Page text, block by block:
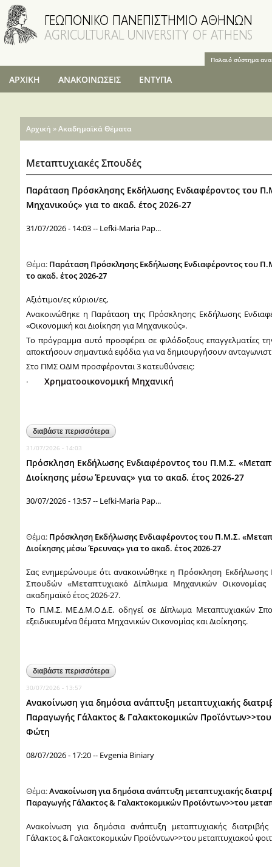
προς το
κυρίως
περιεχόμενο
Παλαιό σύστημα
ΑΡΧΙΚΗ ΑΝΑΚΟΙΝΩΣΕΙΣ ΕΝΤΥΠΑ
Είστε εδώ
Αρχική »Ακαδημαϊκά Θέματα
Μεταπτυχιακές Σπουδές
Παράταση Πρόσκλησης Εκδήλωσης Ενδιαφέροντος του
Μηχανικούς» για το ακαδ. έτος 2026-27
31/07/2026 - 14:03-- Lefki-Maria Pap...
Θέμα: Παράταση Πρόσκλησης Εκδήλωσης Ενδιαφέροντος του
το ακαδ. έτος 2026-27
Αξιότιμοι/ες κύριοι/ες,
Ανακοινώθηκε η Παράταση της Πρόσκλησης Εκδήλωσης
«Οικονομική και Διοίκηση για Μηχανικούς».
Το πρόγραμμα αυτό προσφέρει σε φιλόδοξους επαγγελματίες
αποκτήσουν σημαντικά εφόδια για να δημιουργήσουν
Στο ΠΜΣ ΟΔΙΜ προσφέρονται 3 κατευθύνσεις:
· Χρηματοοικονομική Μηχανική
διαβάστε περισσότεραγια παράταση πρόσκλησης εκδήλωσης
μηχανικούς» για το ακαδ. έτος 2026-27
31/07/2026 - 14:03
Πρόσκληση Εκδήλωσης Ενδιαφέροντος του Π.Μ.Σ.
Διοίκησης μέσω Έρευνας» για το ακαδ. έτος 2026-27
30/07/2026 - 13:57-- Lefki-Maria Pap...
Θέμα: Πρόσκληση Εκδήλωσης Ενδιαφέροντος του Π.Μ.Σ.
Διοίκησης μέσω Έρευνας» για το ακαδ. έτος 2026-27
Σας ενημερώνουμε ότι ανακοινώθηκε η Πρόσκληση Εκδήλωσης
Σπουδών «Μεταπτυχιακό Δίπλωμα Μηχανικών
ακαδημαϊκό έτος 2026-27.
Το Π.Μ.Σ. ΜΕ.Δ.Μ.Ο.Δ.Ε. οδηγεί σε Δίπλωμα Μεταπτυχιακών
εξειδικευμένα θέματα Μηχανικών Οικονομίας και Διοίκησης.
διαβάστε περισσότεραγια πρόσκληση εκδήλωσης ενδιαφέροντος του
διοίκησης μέσω έρευνας» για το ακαδ. έτος
30/07/2026 - 13:57
Ανακοίνωση για δημόσια ανάπτυξη μεταπτυχιακής
Παραγωγής Γάλακτος & Γαλακτοκομικών
Φώτη
08/07/2026 - 17:20-- Evgenia Biniary
Θέμα:Ανακοίνωση για δημόσια ανάπτυξη μεταπτυχιακής
Παραγωγής Γάλακτος & Γαλακτοκομικών Προϊόντων>>του
Ανακοίνωση για δημόσια ανάπτυξη μεταπτυχιακής
Γάλακτος & Γαλακτοκομικών Προϊόντων>>του μεταπτυχιακού